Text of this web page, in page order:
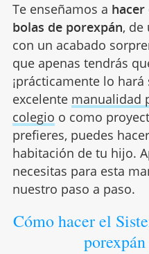
Te enseñamos a hacer
bolas de porexpán, de
con un acabado
que apenas tendrás
¡prácticamente lo
excelente manualidad
colegio o como
prefieres, puedes
habitación de tu hijo.
necesitas para esta
nuestro paso a paso.
Cómo hacer el